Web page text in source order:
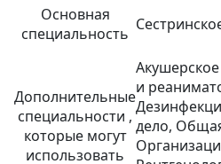
Основная
специальность
Дополнительные
специальности ,
которые могут
использовать
и
дело,